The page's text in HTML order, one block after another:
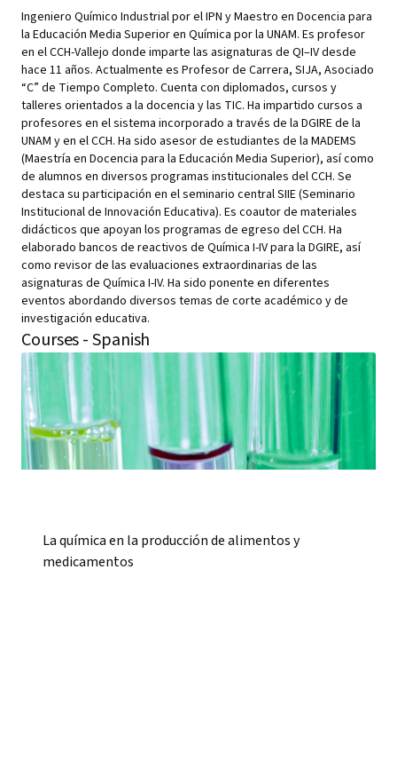
Ingeniero Químico Industrial por el IPN y Maestro en Docencia para
la Educación Media Superior en Química por la UNAM. Es profesor
en el CCH-Vallejo donde imparte las asignaturas de QI–IV desde
hace 11 años. Actualmente es Profesor de Carrera, SIJA, Asociado
“C” de Tiempo Completo. Cuenta con diplomados, cursos y
talleres orientados a la docencia y las TIC. Ha impartido cursos a
profesores en el sistema incorporado a través de la DGIRE de la
UNAM y en el CCH. Ha sido asesor de estudiantes de la MADEMS
(Maestría en Docencia para la Educación Media Superior), así como
de alumnos en diversos programas institucionales del CCH. Se
destaca su participación en el seminario central SIIE (Seminario
Institucional de Innovación Educativa). Es coautor de materiales
didácticos que apoyan los programas de egreso del CCH. Ha
elaborado bancos de reactivos de Química I-IV para la DGIRE, así
como revisor de las evaluaciones extraordinarias de las
asignaturas de Química I-IV. Ha sido ponente en diferentes
eventos abordando diversos temas de corte académico y de
investigación educativa.
Courses - Spanish
La química en la producción de alimentos y
medicamentos